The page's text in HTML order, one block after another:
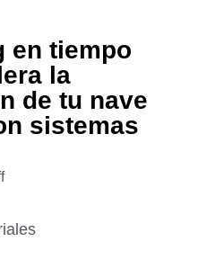
en tiempo
la
de tu nave
sistemas